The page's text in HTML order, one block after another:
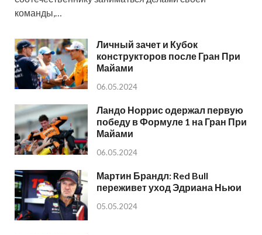
команды,…
Личный зачет и Кубок
конструкторов после Гран При
Майами
06.05.2024
Ландо Норрис одержал первую
победу в Формуле 1 на Гран При
Майами
06.05.2024
Мартин Брандл: Red Bull
переживет уход Эдриана Ньюи
05.05.2024